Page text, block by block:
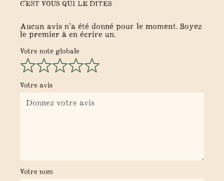
C'EST VOUS QUI LE DITES
Aucun avis n’a été donné pour le moment. Soyez
le premier à en écrire un.
Votre note globale
Votre avis
Votre nom